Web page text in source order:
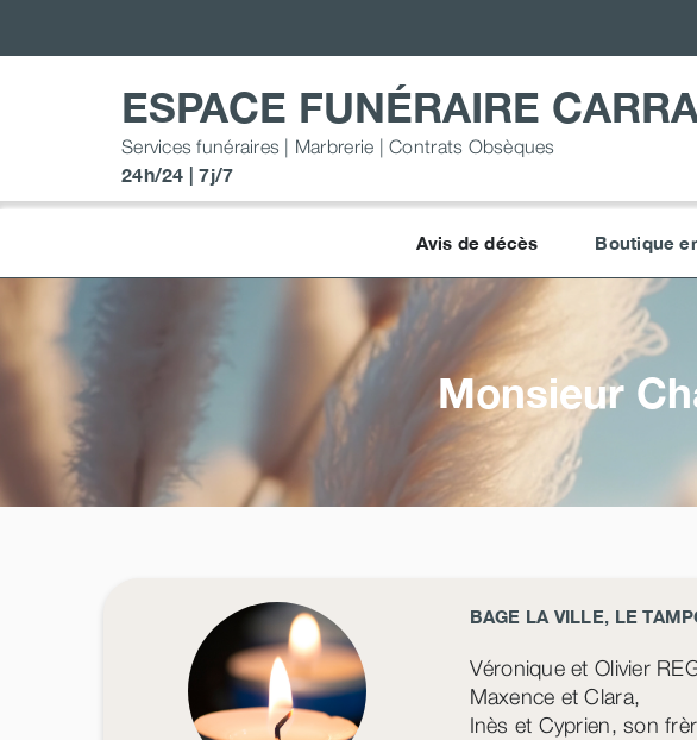
ESPACE FUNÉRAIRE
Services funéraires | Marbrerie | Contrats Obsèques
24h/24 | 7j/7
Avis de décès Boutique
Monsieur
BAGE LA VILLE, LE
Véronique et Olivier
Maxence et Clara,
Inès et Cyprien, son